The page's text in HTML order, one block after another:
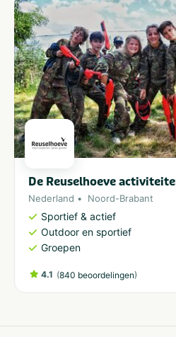
De Reuselhoeve
Nederland Noord-Brabant
Sportief & actief
Outdoor en sportief
Groepen
4.1 (840 beoordelingen)